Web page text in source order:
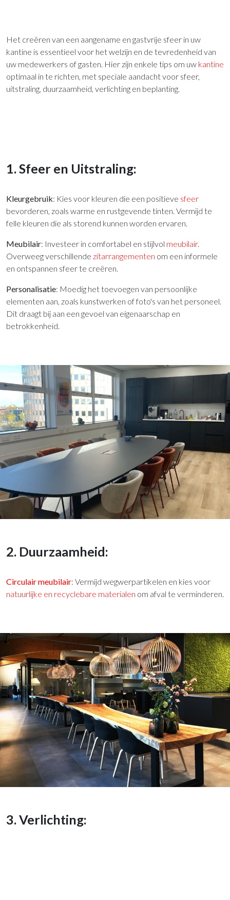
Het creëren van een aangename en gastvrije sfeer in uw
kantine is essentieel voor het welzijn en de tevredenheid van
uw medewerkers of gasten. Hier zijn enkele tips om uw kantine
optimaal in te richten, met speciale aandacht voor sfeer,
uitstraling, duurzaamheid, verlichting en beplanting.
1. Sfeer en Uitstraling:
Kleurgebruik: Kies voor kleuren die een positieve sfeer
bevorderen, zoals warme en rustgevende tinten. Vermijd te
felle kleuren die als storend kunnen worden ervaren.
Meubilair: Investeer in comfortabel en stijlvol meubilair.
Overweeg verschillende zitarrangementen om een informele
en ontspannen sfeer te creëren.
Personalisatie: Moedig het toevoegen van persoonlijke
elementen aan, zoals kunstwerken of foto's van het personeel.
Dit draagt bij aan een gevoel van eigenaarschap en
betrokkenheid.
2. Duurzaamheid:
Circulair meubilair: Vermijd wegwerpartikelen en kies voor
natuurlijke en recyclebare materialen om afval te verminderen.
3. Verlichting: